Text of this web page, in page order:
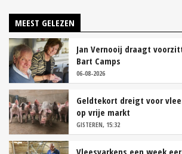
MEEST GELEZEN
Jan Vernooij draagt
Bart Camps
06-08-2026
Geldtekort dreigt voor
op vrije markt
GISTEREN, 15:32